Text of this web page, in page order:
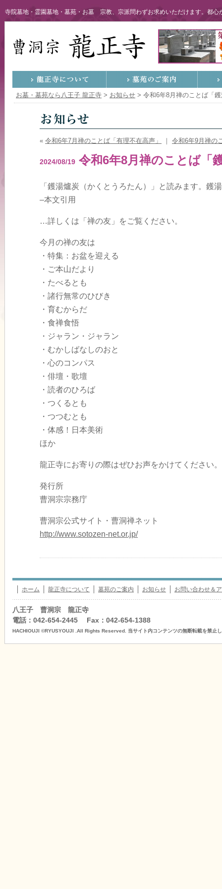
寺院墓地・霊園墓地・墓苑・お墓 宗教、宗派問わずお求めいただけます。都心
お墓・墓苑なら八王子 龍正寺 > お知らせ > 令和6年8月禅のことば「
« 令和6年7月禅のことば「有理不在高声」 令和6年9月禅の
2024/08/19 令和6年8月禅のことば「
「鑊湯爐炭（かくとうろたん）」と読みます。
–本文引用
…詳しくは「禅の友」をご覧ください。
今月の禅の友は
・特集：お盆を迎える
・ご本山だより
・たべるとも
・諸行無常のひびき
・育むからだ
・食禅食悟
・ジャラン・ジャラン
・むかしばなしのおと
・心のコンパス
・俳壇・歌壇
・読者のひろば
・つくるとも
・つつむとも
・体感！日本美術
ほか
龍正寺にお寄りの際はぜひお声をかけてください
発行所
曹洞宗宗務庁
曹洞宗公式サイト・曹洞禅ネット
http://www.sotozen-net.or.jp/
ホーム 龍正寺について 墓苑のご案内 お知らせ お問い合わせ＆
八王子 曹洞宗 龍正寺
電話：042-654-2445 Fax：042-654-1388
HACHIOUJI ©RYUSYOUJI .All Rights Reserved. 当サイト内コンテンツの無断転載を禁止